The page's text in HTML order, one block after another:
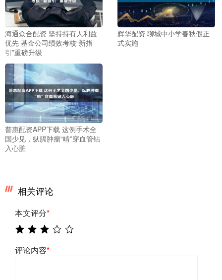
海通众合配资 坚持持有人利益
优先 基金公司绩效考核“新指
引”重磅升级
辉华配资 聊城中小学春秋假正
式实施
普惠配资APP下载 这例手术全
国少见，纵膈肿瘤“啃”穿血管钻
入心脏
相关评论
本文评分*
评论内容*